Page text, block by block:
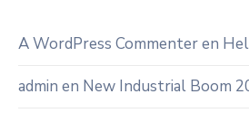
A WordPress Commenteren
admin en New Industrial Boom